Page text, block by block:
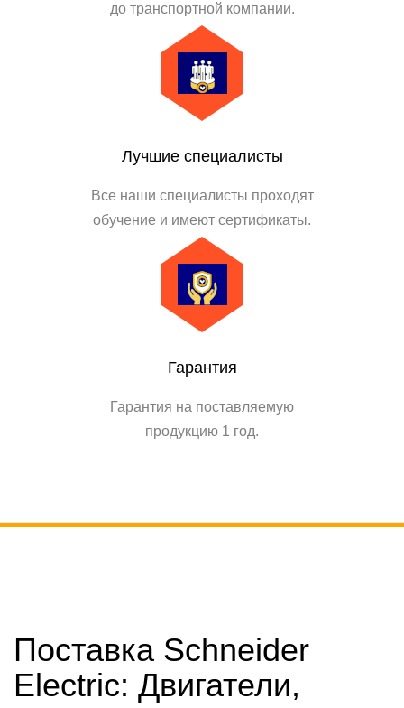
до транспортной компании.
Лучшие специалисты
Все наши специалисты проходят
обучение и имеют сертификаты.
Гарантия
Гарантия на поставляемую
продукцию 1 год.
Поставка Schneider
Electric: Двигатели,